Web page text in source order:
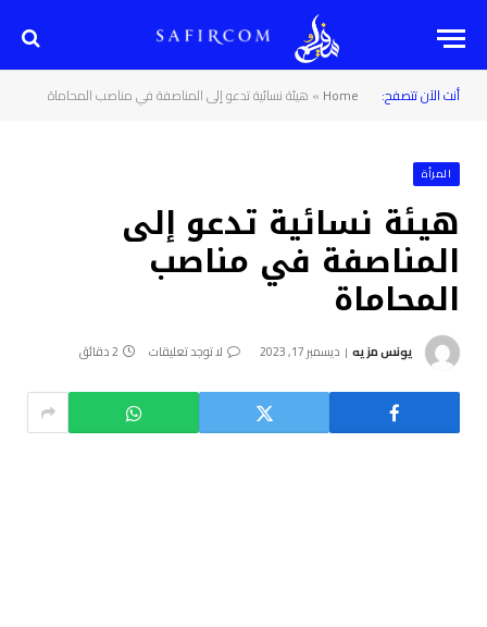
أنت الآن تتصفح: Home
» هيئة نسائية تدعو إلى المناصفة في مناصب المحاماة
المرأة
هيئة نسائية تدعو إلى
المناصفة في مناصب
المحاماة
يونس مزيه ديسمبر 17, 2023 لا توجد تعليقات 2 دقائق